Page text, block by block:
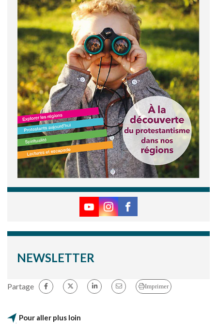
NEWSLETTER
Partage Imprimer
Pour aller plus loin